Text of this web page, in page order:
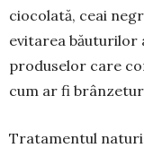
ciocolată, ceai
evitarea băuturilor
produselor care
cum ar fi
Tratamentul